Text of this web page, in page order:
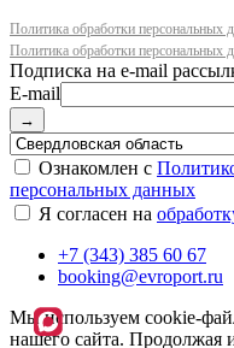
Политика обработки
Политика обработки
E-mail
→
Ознакомлен с
персональных данных
Я согласен на
+7 (343) 385 60 67
booking@evroport.ru
Мы используем cookie-
нашего сайта. Продолжая